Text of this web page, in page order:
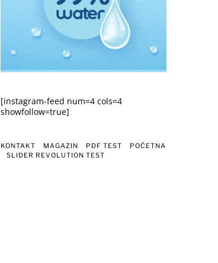
[instagram-feed num=4 cols=4
showfollow=true]
KONTAKT MAGAZIN PDF TEST
POČETNA
SLIDER REVOLUTION TEST